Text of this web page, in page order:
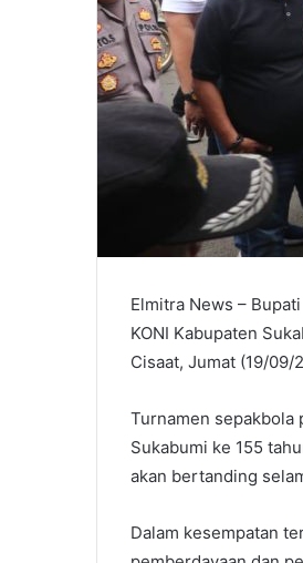
Elmitra News –
KONI Kabupaten
Cisaat, Jumat (19/09/
Turnamen sepakbola
Sukabumi ke 155
akan bertanding
Dalam kesempatan